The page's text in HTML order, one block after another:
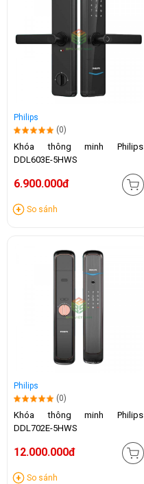
Philips
(0)
Khóa thông minh Philips
DDL603E-5HWS
6.900.000đ
So sánh
Philips
(0)
Khóa thông minh Philips
DDL702E-5HWS
12.000.000đ
So sánh